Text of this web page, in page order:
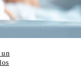
un